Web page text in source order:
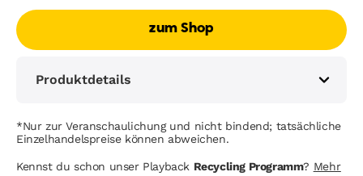
zum Shop
Produktdetails
*Nur zur Veranschaulichung und nicht bindend; tatsächliche
Einzelhandelspreise können abweichen.
Kennst du schon unser Playback Recycling Programm? Mehr